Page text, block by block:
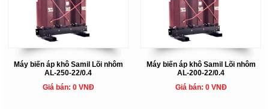
Máy biến áp khô Samil Lõi nhôm
AL-250-22/0.4
Giá bán: 0 VNĐ
Máy biến áp khô Samil Lõi nhôm
AL-200-22/0.4
Giá bán: 0 VNĐ